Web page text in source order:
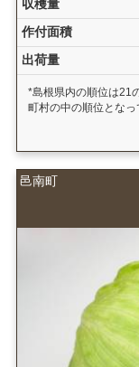
収穫量
作付面積
出荷量
*島根県内の順位は21
町村の中の順位となっ
邑南町